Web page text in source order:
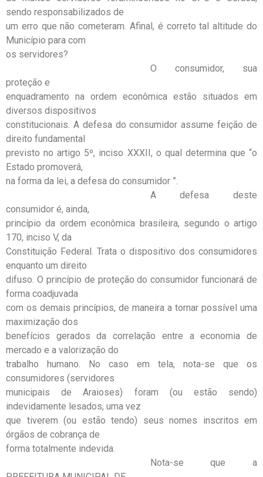
sendo responsabilizados de
um erro que não cometeram. Afinal, é correto tal altitude do
Município para com
os servidores?
O consumidor, sua
proteção e
enquadramento na ordem econômica estão situados em
diversos dispositivos
constitucionais. A defesa do consumidor assume feição de
direito fundamental
previsto no artigo 5º, inciso XXXII, o qual determina que “o
Estado promoverá,
na forma da lei, a defesa do consumidor ”.
A defesa deste
consumidor é, ainda,
princípio da ordem econômica brasileira, segundo o artigo
170, inciso V, da
Constituição Federal. Trata o dispositivo dos consumidores
enquanto um direito
difuso. O princípio de proteção do consumidor funcionará de
forma coadjuvada
com os demais princípios, de maneira a tornar possível uma
maximização dos
benefícios gerados da correlação entre a economia de
mercado e a valorização do
trabalho humano. No caso em tela, nota-se que os
consumidores (servidores
municipais de Araioses) foram (ou estão sendo)
indevidamente lesados, uma vez
que tiverem (ou estão tendo) seus nomes inscritos em
órgãos de cobrança de
forma totalmente indevida.
Nota-se que a